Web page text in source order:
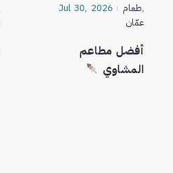
Jul 30, 2026 طعام,
عمّان
أفضل مطاعم
المشاوي